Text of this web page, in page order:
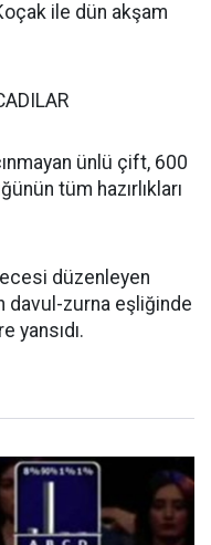
ile dün akşam
ünlü çift, 600
tüm hazırlıkları
düzenleyen
davul-zurna eşliğinde
yansıdı.